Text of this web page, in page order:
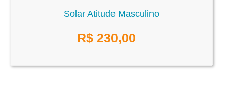
Solar Atitude Masculino
R$ 230,00